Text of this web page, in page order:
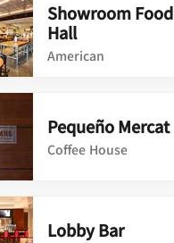
Showroom Food
Hall
American
Showroom Food Hall
Pequeño Mercat
Coffee House
Pequeño Mercat
Lobby Bar